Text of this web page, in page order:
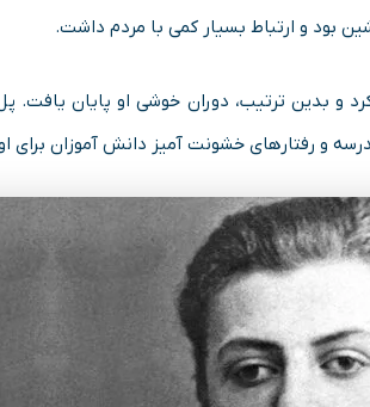
بود و ارتباط بسیار کمی با مردم داشت.
و رفتارهای خشونت آمیز دانش آموزان برای